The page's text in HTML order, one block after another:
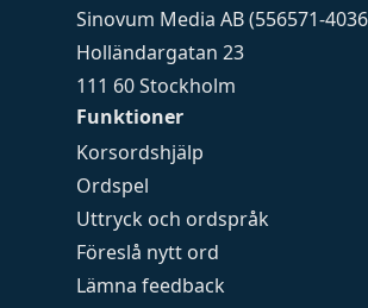
Funktioner
Korsordshjälp
Ordspel
Uttryck och ordspråk
Föreslå nytt ord
Lämna feedback
Sinovum Media AB (556571-
Holländargatan 23
111 60 Stockholm